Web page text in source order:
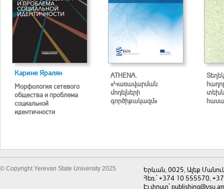
Карине Яралян
Морфология сетевого
общества и проблема
социальной
идентичности
ATHENA.
«Կառավարման
մոդելների
գործիքակազմ»
© Copyright Yerevan State University 2025
Երևան, 0025, Ալեք
Հեռ.` +374 10 555570,
Էլ.փոստ`